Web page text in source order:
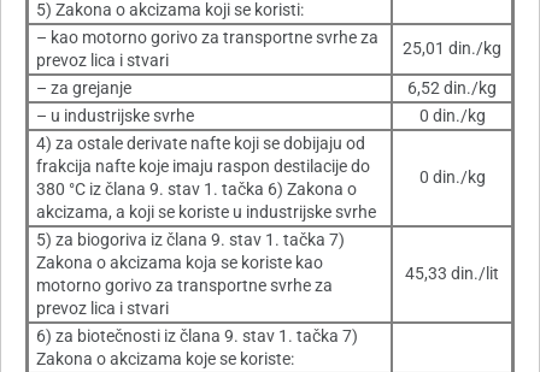
5) Zakona o akcizama koji se koristi:
– kao motorno gorivo za transportne svrhe za
prevoz lica i stvari
25,01 din./kg
– za grejanje
6,52 din./kg
– u industrijske svrhe
0 din./kg
4) za ostale derivate nafte koji se dobijaju od
frakcija nafte koje imaju raspon destilacije do
380 °C iz člana 9. stav 1. tačka 6) Zakona o
akcizama, a koji se koriste u industrijske svrhe
0 din./kg
5) za biogoriva iz člana 9. stav 1. tačka 7)
Zakona o akcizama koja se koriste kao
motorno gorivo za transportne svrhe za
prevoz lica i stvari
45,33 din./lit
6) za biotečnosti iz člana 9. stav 1. tačka 7)
Zakona o akcizama koje se koriste: